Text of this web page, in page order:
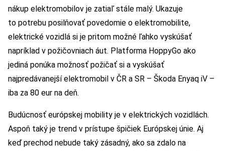
nákup elektromobilov je zatiaľ stále malý. Ukazuje
to potrebu posilňovať povedomie o elektromobilite,
elektrické vozidlá si je pritom možné ľahko vyskúšať
napríklad v požičovniach áut. Platforma HoppyGo ako
jediná ponúka možnosť požičať si a vyskúšať
najpredávanejší elektromobil v ČR a SR – Škoda Enyaq iV –
iba za 80 eur na deň.
Budúcnosť európskej mobility je v elektrických vozidlách.
Aspoň taký je trend v prístupe špičiek Európskej únie. Aj
keď prechod nebude taký zásadný, ako sa zdalo na